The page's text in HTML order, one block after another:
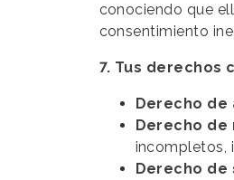
conociendo que
consentimiento
7. Tus derechos
Derecho de
Derecho
incompletos,
Derecho de